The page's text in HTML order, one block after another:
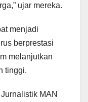
ujar mereka.
menjadi
berprestasi
melanjutkan
tinggi.
MAN